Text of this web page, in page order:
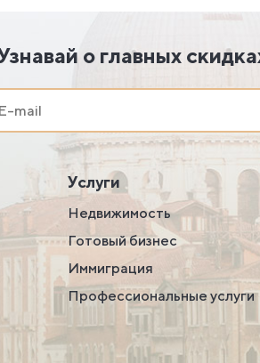
о главных
Услуги
Недвижимость
Готовый бизнес
Иммиграция
Профессиональные услуги